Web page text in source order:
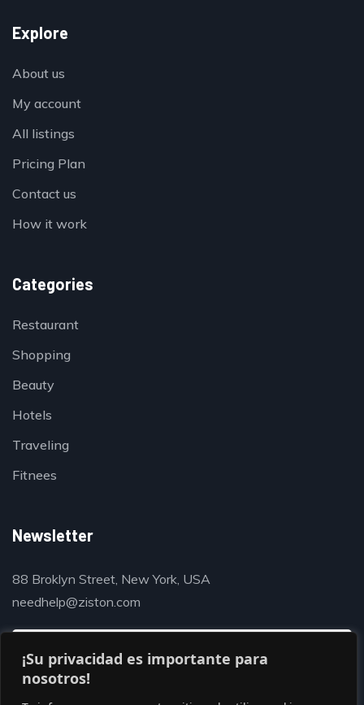
¡Su privacidad es importante para
nosotros!
Explore
About us
My account
All listings
Pricing Plan
Contact us
How it work
Categories
Restaurant
Shopping
Beauty
Hotels
Traveling
Fitnees
Newsletter
88 Broklyn Street, New York, USA
needhelp@ziston.com